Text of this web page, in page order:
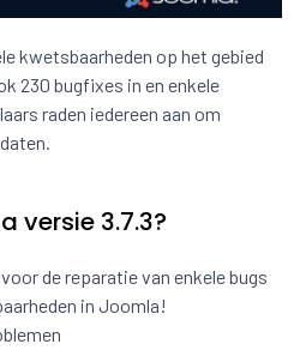
kwetsbaarheden op het gebied
230 bugfixes in en enkele
raden iedereen aan om
versie 3.7.3?
de reparatie van enkele bugs
in Joomla!